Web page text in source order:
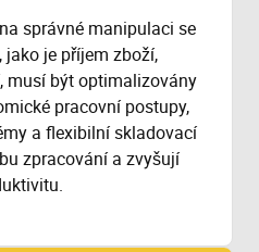
správné manipulaci se
jako je příjem zboží,
musí být optimalizovány
pracovní postupy,
a flexibilní skladovací
zpracování a zvyšují